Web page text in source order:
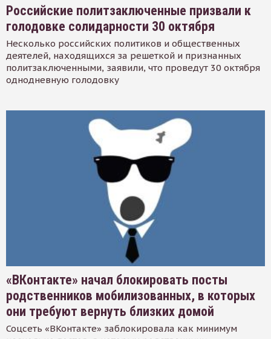
Российские политзаключенные призвали к
голодовке солидарности 30 октября
Несколько российских политиков и общественных
деятелей, находящихся за решеткой и признанных
политзаключенными, заявили, что проведут 30 октября
однодневную голодовку
«ВКонтакте» начал блокировать посты
родственников мобилизованных, в которых
они требуют вернуть близких домой
Соцсеть «ВКонтакте» заблокировала как минимум